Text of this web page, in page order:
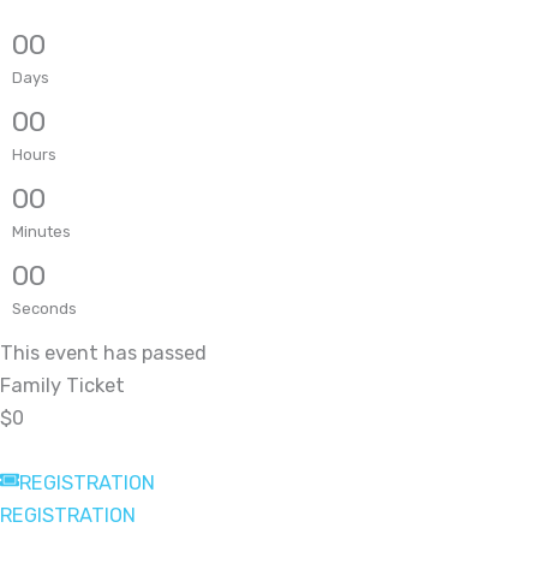
00
Days
00
Hours
00
Minutes
00
Seconds
This event has passed
Family Ticket
$0
REGISTRATION
REGISTRATION